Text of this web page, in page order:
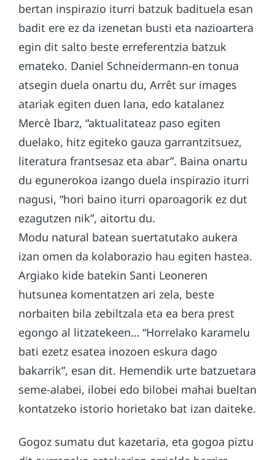
bertan inspirazio iturri batzuk badituela esan
badit ere ez da izenetan busti eta nazioartera
egin dit salto beste erreferentzia batzuk
emateko. Daniel Schneidermann-en tonua
atsegin duela onartu du, Arrêt sur images
atariak egiten duen lana, edo katalanez
Mercè Ibarz, “aktualitateaz paso egiten
duelako, hitz egiteko gauza garrantzitsuez,
literatura frantsesaz eta abar”. Baina onartu
du egunerokoa izango duela inspirazio iturri
nagusi, “hori baino iturri oparoagorik ez dut
ezagutzen nik”, aitortu du.
Modu natural batean suertatutako aukera
izan omen da kolaborazio hau egiten hastea.
Argiako kide batekin Santi Leoneren
hutsunea komentatzen ari zela, beste
norbaiten bila zebiltzala eta ea bera prest
egongo al litzatekeen… “Horrelako karamelu
bati ezetz esatea inozoen eskura dago
bakarrik”, esan dit. Hemendik urte batzuetara
seme-alabei, ilobei edo bilobei mahai bueltan
kontatzeko istorio horietako bat izan daiteke.
Gogoz sumatu dut kazetaria, eta gogoa piztu